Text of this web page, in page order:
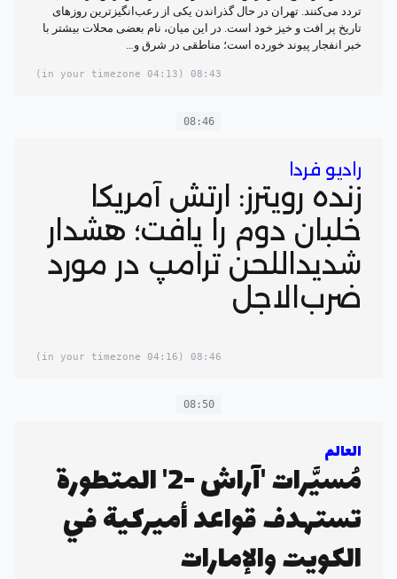
تردد می‌کنند. تهران در حال گذراندن یکی از رعب‌انگیزترین روزهای
تاریخ پر افت و خیز خود است. در این میان، نام بعضی محلات بیشتر با
خبر انفجار پیوند خورده است؛ مناطقی در شرق و…
08:43
(04:13 in your timezone)
08:46
رادیو فردا
زنده رویترز: ارتش آمریکا
خلبان دوم را یافت؛ هشدار
شدیداللحن ترامپ در مورد
ضرب‌الاجل
08:46
(04:16 in your timezone)
08:50
العالم
مُسيَّرات 'آراش -2' المتطورة
تستهدف قواعد أميركية في
الكويت والإمارات